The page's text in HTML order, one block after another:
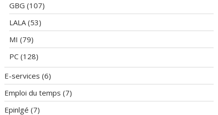
GBG (107)
LALA(53)
MI (79)
PC (128)
E-services (6)
Emploi du temps (7)
Epinlgé (7)